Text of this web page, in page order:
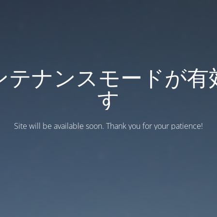
テナンスモードが有
す
Site will be available soon. Thank you for your patience!